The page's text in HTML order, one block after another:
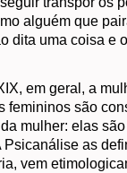
alguém que
dita uma coisa e
em geral, a
femininos são
mulher: elas
Psicanálise as
vem